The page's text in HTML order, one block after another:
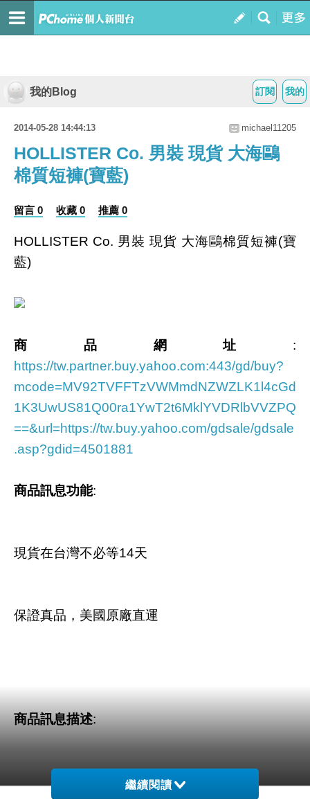
我的
訂閱
我的Blog
2014-05-28 14:44:13 michael11205
HOLLISTER Co. 男裝 現貨 大海鷗
棉質短褲(寶藍)
留言 0 收藏 0 推薦 0
HOLLISTER Co. 男裝 現貨 大海鷗棉質短褲(寶
藍)
商品網址 :
https://tw.partner.buy.yahoo.com:443/gd/buy?
mcode=MV92TVFFTzVWMmdNZWZLK1l4cGd
1K3UwUS81Q00ra1YwT2t6MklYVDRlbVVZPQ
==&url=https://tw.buy.yahoo.com/gdsale/gdsale
.asp?gdid=4501881
商品訊息功能:
現貨在台灣不必等14天
保證真品，美國原廠直運
商品訊息描述:
繼續閱讀